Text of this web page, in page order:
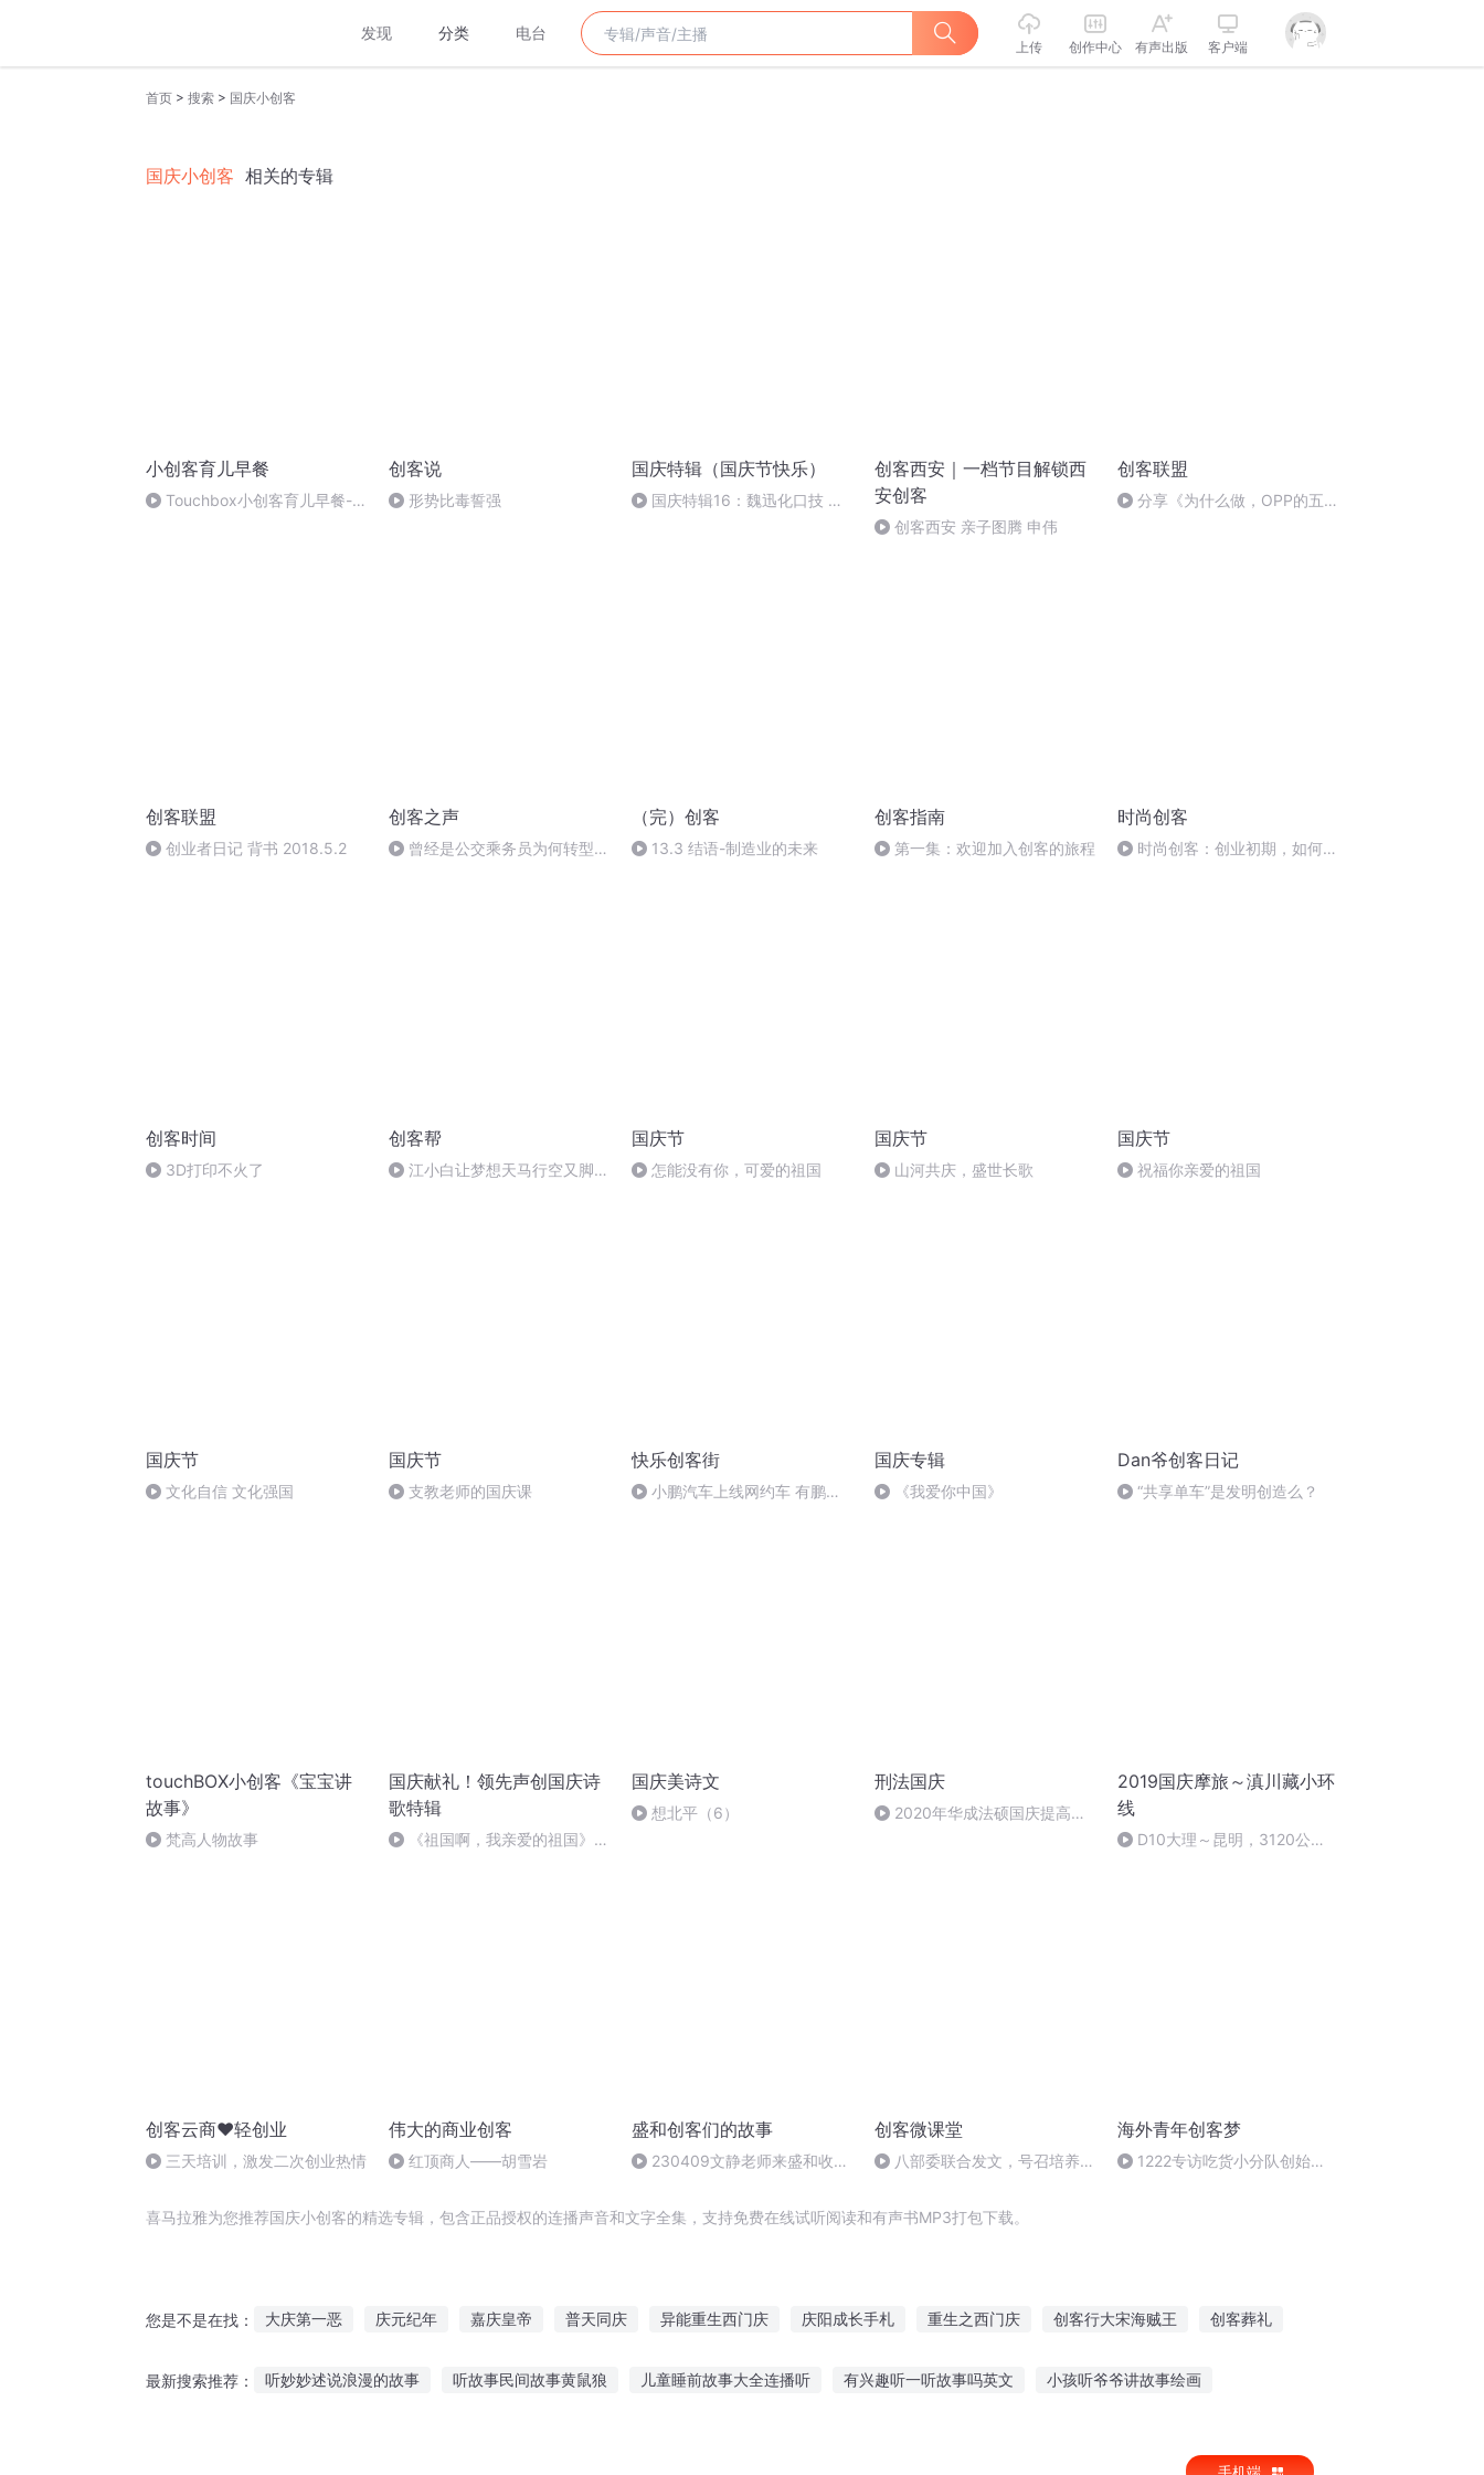
发现 分类 电台
上传 创作中心 有声出版 客户端
首页 > 搜索 > 国庆小创客
国庆小创客 相关的专辑
小创客育儿早餐
Touchbox小创客育儿早餐-
创客说
形势比毒誓强
国庆特辑（国庆节快乐）
国庆特辑16：魏迅化口技 二
创客西安｜一档节目解锁西
安创客
创客西安 亲子图腾 申伟
创客联盟
分享《为什么做，OPP的五
创客联盟
创业者日记 背书 2018.5.2
创客之声
曾经是公交乘务员为何转型来
（完）创客
13.3 结语-制造业的未来
创客指南
第一集：欢迎加入创客的旅程
时尚创客
时尚创客：创业初期，如何以
创客时间
3D打印不火了
创客帮
江小白让梦想天马行空又脚踏
国庆节
怎能没有你，可爱的祖国
国庆节
山河共庆，盛世长歌
国庆节
祝福你亲爱的祖国
国庆节
文化自信 文化强国
国庆节
支教老师的国庆课
快乐创客街
小鹏汽车上线网约车 有鹏出
国庆专辑
《我爱你中国》
Dan爷创客日记
“共享单车”是发明创造么？
touchBOX小创客《宝宝讲
故事》
梵高人物故事
国庆献礼！领先声创国庆诗
歌特辑
《祖国啊，我亲爱的祖国》温
国庆美诗文
想北平（6）
刑法国庆
2020年华成法硕国庆提高班
2019国庆摩旅～滇川藏小环
线
D10大理～昆明，3120公里
创客云商♥轻创业
三天培训，激发二次创业热情
伟大的商业创客
红顶商人——胡雪岩
盛和创客们的故事
230409文静老师来盛和收获
创客微课堂
八部委联合发文，号召培养家
海外青年创客梦
1222专访吃货小分队创始人
喜马拉雅为您推荐国庆小创客的精选专辑，包含正品授权的连播声音和文字全集，支持免费在线试听阅读和有声书MP3打包下载。
您是不是在找： 大庆第一恶 庆元纪年 嘉庆皇帝 普天同庆 异能重生西门庆 庆阳成长手札 重生之西门庆 创客行大宋海贼王 创客葬礼
最新搜索推荐： 听妙妙述说浪漫的故事 听故事民间故事黄鼠狼 儿童睡前故事大全连播听 有兴趣听一听故事吗英文 小孩听爷爷讲故事绘画